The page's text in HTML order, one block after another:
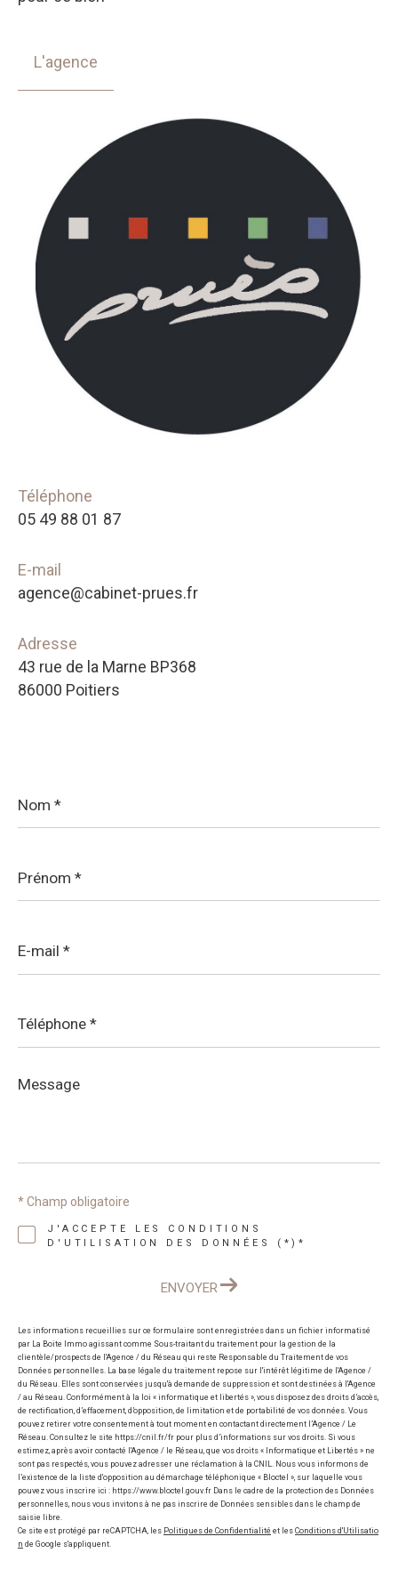
L'agence
Téléphone
05 49 88 01 87
E-mail
agence@cabinet-prues.fr
Adresse
43 rue de la Marne BP368
86000 Poitiers
*
*
mail
*
*
Message
*
J'ACCEPTE LES CONDITIONS
D'UTILISATION DES DONNÉES (*)*
* Champ obligatoire
ENVOYER
Les informations recueillies sur ce formulaire sont enregistrées dans un fichier informatisé
par La Boite Immo agissant comme Sous-traitant du traitement pour la gestion de la
clientèle/prospects de l'Agence / du Réseau qui reste Responsable du Traitement de vos
Données personnelles. La base légale du traitement repose sur l'intérêt légitime de l'Agence /
du Réseau. Elles sont conservées jusqu'à demande de suppression et sont destinées à l'Agence
/ au Réseau. Conformément à la loi « informatique et libertés », vous disposez des droits d’accès,
de rectification, d’effacement, d’opposition, de limitation et de portabilité de vos données. Vous
pouvez retirer votre consentement à tout moment en contactant directement l’Agence / Le
Réseau. Consultez le site https://cnil.fr/fr pour plus d’informations sur vos droits. Si vous
estimez, après avoir contacté l'Agence / le Réseau, que vos droits « Informatique et Libertés » ne
sont pas respectés, vous pouvez adresser une réclamation à la CNIL. Nous vous informons de
l’existence de la liste d'opposition au démarchage téléphonique « Bloctel », sur laquelle vous
pouvez vous inscrire ici : https://www.bloctel.gouv.fr Dans le cadre de la protection des Données
personnelles, nous vous invitons à ne pas inscrire de Données sensibles dans le champ de
saisie libre.
Ce site est protégé par reCAPTCHA, les Politiques de Confidentialité et les Conditions d'Utilisatio
n de Google s'appliquent.